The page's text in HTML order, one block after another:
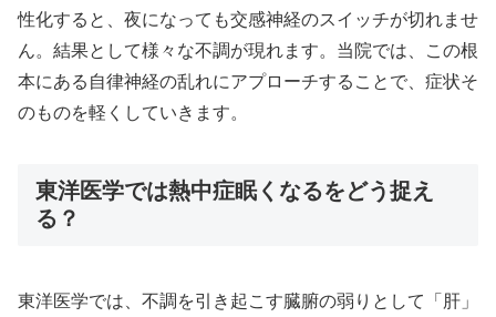
性化すると、夜になっても交感神経のスイッチが切れませ
ん。結果として様々な不調が現れます。当院では、この根
本にある自律神経の乱れにアプローチすることで、症状そ
のものを軽くしていきます。
東洋医学では熱中症眠くなるをどう捉え
る？
東洋医学では、不調を引き起こす臓腑の弱りとして「肝」